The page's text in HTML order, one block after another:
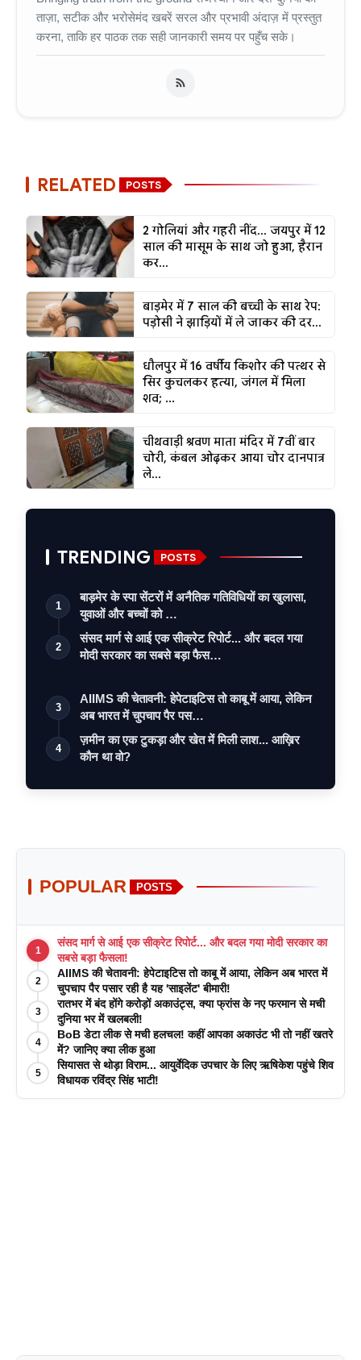
ताज़ा, सटीक और भरोसेमंद खबरें सरल और प्रभावी अंदाज़ में प्रस्तुत
करना, ताकि हर पाठक तक सही जानकारी समय पर पहुँच सके।
RELATED POSTS
2 गोलियां और गहरी नींद... जयपुर में 12
साल की मासूम के साथ जो हुआ, हैरान
कर...
बाड़मेर में 7 साल की बच्ची के साथ रेप:
पड़ोसी ने झाड़ियों में ले जाकर की दर...
धौलपुर में 16 वर्षीय किशोर की पत्थर से
सिर कुचलकर हत्या, जंगल में मिला
शव; ...
चीथवाड़ी श्रवण माता मंदिर में 7वीं बार
चोरी, कंबल ओढ़कर आया चोर दानपात्र
ले...
TRENDING POSTS
1
बाड़मेर के स्पा सेंटरों में अनैतिक गतिविधियों का खुलासा,
युवाओं और बच्चों को …
2
संसद मार्ग से आई एक सीक्रेट रिपोर्ट... और बदल गया
मोदी सरकार का सबसे बड़ा फैस…
3
AIIMS की चेतावनी: हेपेटाइटिस तो काबू में आया, लेकिन
अब भारत में चुपचाप पैर पस…
4
ज़मीन का एक टुकड़ा और खेत में मिली लाश... आख़िर
कौन था वो?
POPULAR POSTS
1
संसद मार्ग से आई एक सीक्रेट रिपोर्ट... और बदल गया मोदी सरकार का
सबसे बड़ा फैसला!
2
AIIMS की चेतावनी: हेपेटाइटिस तो काबू में आया, लेकिन अब भारत में
चुपचाप पैर पसार रही है यह 'साइलेंट' बीमारी!
3
रातभर में बंद होंगे करोड़ों अकाउंट्स, क्या फ्रांस के नए फरमान से मची
दुनिया भर में खलबली!
4
BoB डेटा लीक से मची हलचल! कहीं आपका अकाउंट भी तो नहीं खतरे
में? जानिए क्या लीक हुआ
5
सियासत से थोड़ा विराम... आयुर्वेदिक उपचार के लिए ऋषिकेश पहुंचे शिव
विधायक रविंद्र सिंह भाटी!